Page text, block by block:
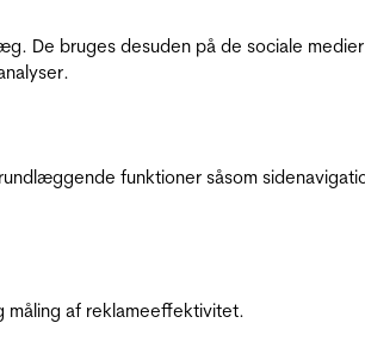
De bruges desuden på de sociale
funktioner såsom
måling af reklameeffektivitet.